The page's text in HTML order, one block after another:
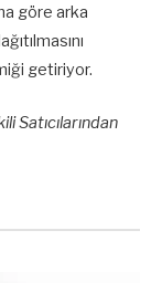
göre arka
getiriyor.
Satıcılarından